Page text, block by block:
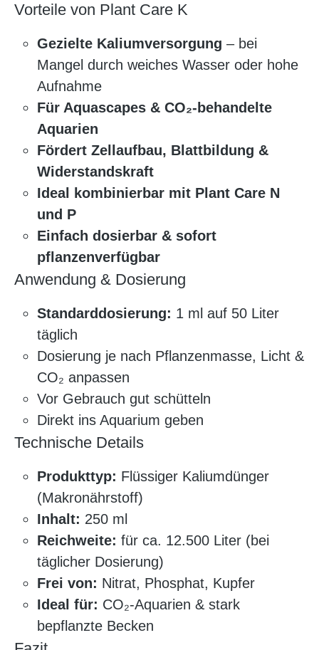
Vorteile von Plant Care K
Gezielte Kaliumversorgung – bei
Mangel durch weiches Wasser oder hohe
Aufnahme
Für Aquascapes & CO₂-behandelte
Aquarien
Fördert Zellaufbau, Blattbildung &
Widerstandskraft
Ideal kombinierbar mit Plant Care N
und P
Einfach dosierbar & sofort
pflanzenverfügbar
Anwendung & Dosierung
Standarddosierung: 1 ml auf 50 Liter
täglich
Dosierung je nach Pflanzenmasse, Licht &
CO₂ anpassen
Vor Gebrauch gut schütteln
Direkt ins Aquarium geben
Technische Details
Produkttyp: Flüssiger Kaliumdünger
(Makronährstoff)
Inhalt: 250 ml
Reichweite: für ca. 12.500 Liter (bei
täglicher Dosierung)
Frei von: Nitrat, Phosphat, Kupfer
Ideal für: CO₂-Aquarien & stark
bepflanzte Becken